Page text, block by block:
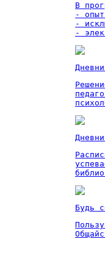
В
- опыт
-
-
Будь